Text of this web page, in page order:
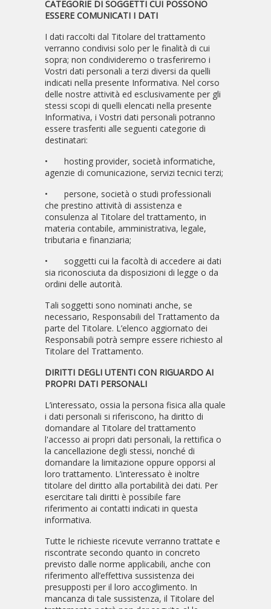
CATEGORIE DI SOGGETTI CUI POSSONO
ESSERE COMUNICATI I DATI
I dati raccolti dal Titolare del trattamento
verranno condivisi solo per le finalità di cui
sopra; non condivideremo o trasferiremo i
Vostri dati personali a terzi diversi da quelli
indicati nella presente Informativa. Nel corso
delle nostre attività ed esclusivamente per gli
stessi scopi di quelli elencati nella presente
Informativa, i Vostri dati personali potranno
essere trasferiti alle seguenti categorie di
destinatari:
•
hosting provider, società informatiche,
agenzie di comunicazione, servizi tecnici terzi;
•
persone, società o studi professionali
che prestino attività di assistenza e
consulenza al Titolare del trattamento, in
materia contabile, amministrativa, legale,
tributaria e finanziaria;
•
soggetti cui la facoltà di accedere ai dati
sia riconosciuta da disposizioni di legge o da
ordini delle autorità.
Tali soggetti sono nominati anche, se
necessario, Responsabili del Trattamento da
parte del Titolare. L’elenco aggiornato dei
Responsabili potrà sempre essere richiesto al
Titolare del Trattamento.
DIRITTI DEGLI UTENTI CON RIGUARDO AI
PROPRI DATI PERSONALI
L’interessato, ossia la persona fisica alla quale
i dati personali si riferiscono, ha diritto di
domandare al Titolare del trattamento
l'accesso ai propri dati personali, la rettifica o
la cancellazione degli stessi, nonché di
domandare la limitazione oppure opporsi al
loro trattamento. L’interessato è inoltre
titolare del diritto alla portabilità dei dati. Per
esercitare tali diritti è possibile fare
riferimento ai contatti indicati in questa
informativa.
Tutte le richieste ricevute verranno trattate e
riscontrate secondo quanto in concreto
previsto dalle norme applicabili, anche con
riferimento all’effettiva sussistenza dei
presupposti per il loro accoglimento. In
mancanza di tale sussistenza, il Titolare del